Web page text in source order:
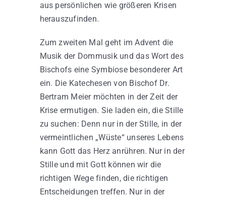
aus persönlichen wie größeren Krisen
herauszufinden.
Zum zweiten Mal geht im Advent die
Musik der Dommusik und das Wort des
Bischofs eine Symbiose besonderer Art
ein. Die Katechesen von Bischof Dr.
Bertram Meier möchten in der Zeit der
Krise ermutigen. Sie laden ein, die Stille
zu suchen: Denn nur in der Stille, in der
vermeintlichen „Wüste“ unseres Lebens
kann Gott das Herz anrühren. Nur in der
Stille und mit Gott können wir die
richtigen Wege finden, die richtigen
Entscheidungen treffen. Nur in der